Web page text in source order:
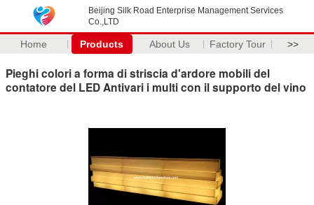
Beijing Silk Road Enterprise Management Services
Co.,LTD
Home Products About Us Factory Tour >>
Pieghi colori a forma di striscia d'ardore mobili del
contatore del LED Antivari i multi con il supporto del vino